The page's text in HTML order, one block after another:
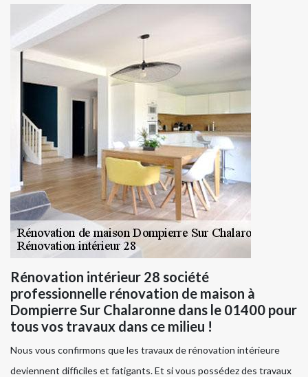
Rénovation intérieur 28 société
professionnelle rénovation de maison à
Dompierre Sur Chalaronne dans le 01400 pour
tous vos travaux dans ce milieu !
Nous vous confirmons que les travaux de rénovation intérieure
deviennent difficiles et fatigants. Et si vous possédez des travaux